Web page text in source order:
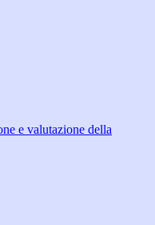
e valutazione della